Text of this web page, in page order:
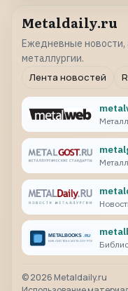
Metaldaily.ru
Ежедневные новости,
металлургии.
Лента новостей
©2026 Metaldaily.ru